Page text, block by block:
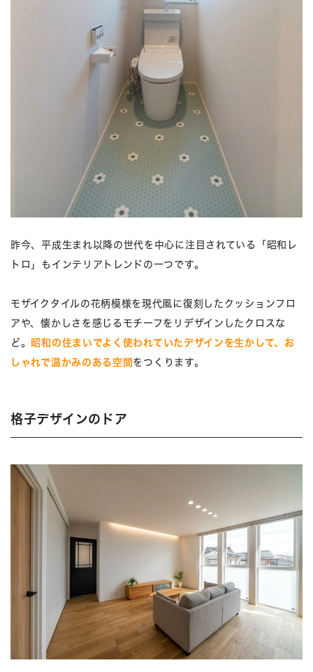
昨今、平成生まれ以降の世代を中心に注目されている「昭和レ
トロ」もインテリアトレンドの一つです。
モザイクタイルの花柄模様を現代風に復刻したクッションフロ
アや、懐かしさを感じるモチーフをリデザインしたクロスな
ど。
昭和の住まいでよく使われていたデザインを生かして、お
しゃれで温かみのある空間 をつくります。
格子デザインのドア